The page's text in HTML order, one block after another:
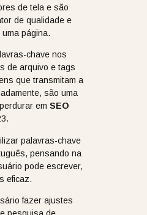
de tela e são
de qualidade e
página.
chave nos
de arquivo e tags
que transmitam a
são uma
em SEO
palavras-chave
pensando na
pode escrever,
eficaz.
fazer ajustes